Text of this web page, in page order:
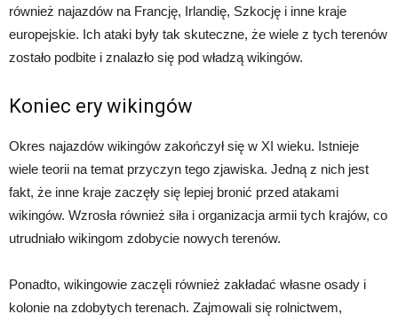
również najazdów na Francję, Irlandię, Szkocję i inne kraje
europejskie. Ich ataki były tak skuteczne, że wiele z tych terenów
zostało podbite i znalazło się pod władzą wikingów.
Koniec ery wikingów
Okres najazdów wikingów zakończył się w XI wieku. Istnieje
wiele teorii na temat przyczyn tego zjawiska. Jedną z nich jest
fakt, że inne kraje zaczęły się lepiej bronić przed atakami
wikingów. Wzrosła również siła i organizacja armii tych krajów, co
utrudniało wikingom zdobycie nowych terenów.
Ponadto, wikingowie zaczęli również zakładać własne osady i
kolonie na zdobytych terenach. Zajmowali się rolnictwem,